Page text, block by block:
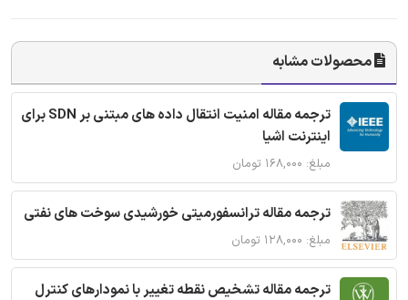
محصولات مشابه
ترجمه مقاله امنیت انتقال داده های مبتنی بر SDN برای
اینترنت اشیا
مبلغ: ۱۶۸,۰۰۰ تومان
ترجمه مقاله ترانسفورمیتی خورشیدی سوخت های نفتی
مبلغ: ۱۲۸,۰۰۰ تومان
ترجمه مقاله تشخیص نقطه تغییر با نمودارهای کنترل